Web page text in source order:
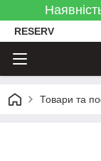
RESERV
Товари та